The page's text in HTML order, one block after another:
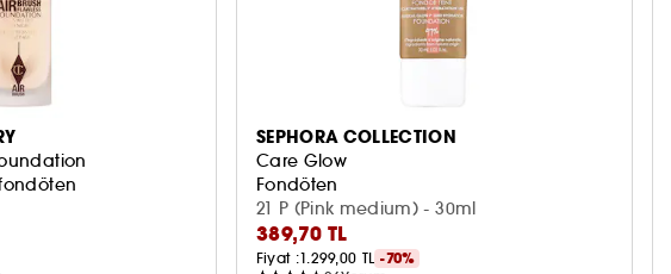
SEPHORA COLLECTION
Care Glow
Fondöten
21 P (Pink medium) - 30ml
389,70 TL
Fiyat :1.299,00 TL -70%